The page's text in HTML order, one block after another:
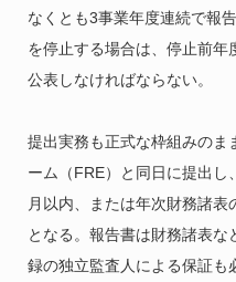
なくとも3事業年度連続で報
を停止する場合は、停止前年
公表しなければならない。
提出実務も正式な枠組みのま
ーム（FRE）と同日に提出し
月以内、または年次財務諸
となる。報告書は財務諸表
録の独立監査人による保証も